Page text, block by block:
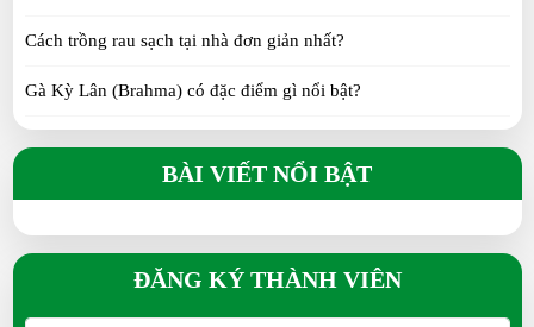
Cách trồng rau sạch tại nhà đơn giản nhất?
Gà Kỳ Lân (Brahma) có đặc điểm gì nổi bật?
Gà Serama có phải giống gà nhỏ nhất thế giới?
Gà Ai Cập siêu trứng đẻ bao nhiêu trứng/năm?
BÀI VIẾT NỔI BẬT
ĐĂNG KÝ THÀNH VIÊN